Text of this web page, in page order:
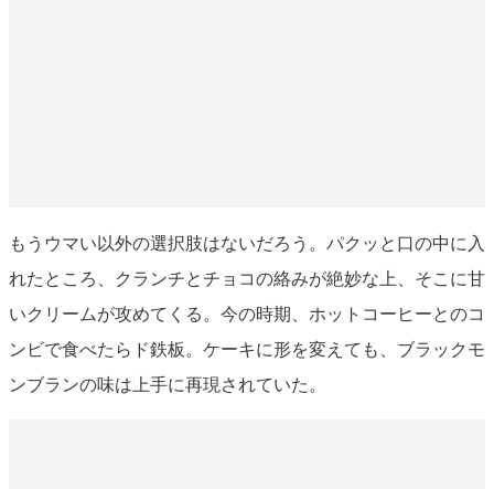
もうウマい以外の選択肢はないだろう。パクッと口の中に入
れたところ、クランチとチョコの絡みが絶妙な上、そこに甘
いクリームが攻めてくる。今の時期、ホットコーヒーとのコ
ンビで食べたらド鉄板。ケーキに形を変えても、ブラックモ
ンブランの味は上手に再現されていた。